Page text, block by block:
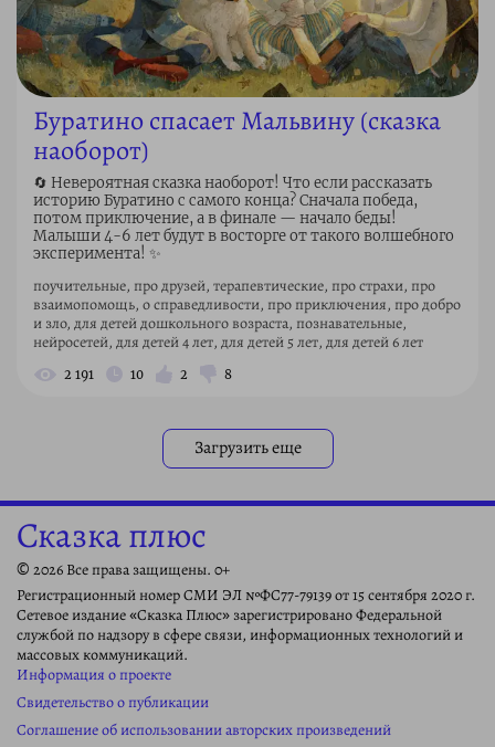
Буратино спасает Мальвину (сказка
наоборот)
🔄 Невероятная сказка наоборот! Что если рассказать
историю Буратино с самого конца? Сначала победа,
потом приключение, а в финале — начало беды!
Малыши 4-6 лет будут в восторге от такого волшебного
эксперимента! ✨
поучительные, про друзей, терапевтические, про страхи, про
взаимопомощь, о справедливости, про приключения, про добро
и зло, для детей дошкольного возраста, познавательные,
нейросетей, для детей 4 лет, для детей 5 лет, для детей 6 лет
2 191 10 2 8
Загрузить еще
Сказка плюс
© 2026 Все права защищены. 0+
Регистрационный номер СМИ ЭЛ №ФС77-79139 от 15 сентября 2020 г.
Сетевое издание «Сказка Плюс» зарегистрировано Федеральной
службой по надзору в сфере связи, информационных технологий и
массовых коммуникаций.
Информация о проекте
Свидетельство о публикации
Соглашение об использовании авторских произведений